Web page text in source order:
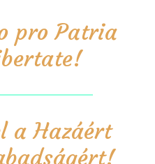
pro Patria
a Hazáért